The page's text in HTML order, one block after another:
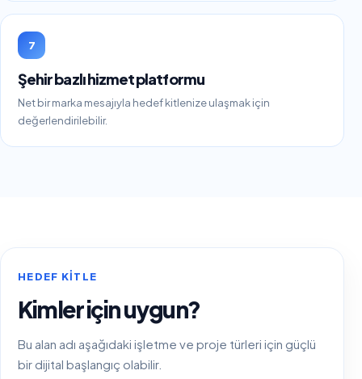
7
Şehir bazlı hizmet platformu
Net bir marka mesajıyla hedef kitlenize ulaşmak için
değerlendirilebilir.
HEDEF KITLE
Kimler için uygun?
Bu alan adı aşağıdaki işletme ve proje türleri için güçlü
bir dijital başlangıç olabilir.